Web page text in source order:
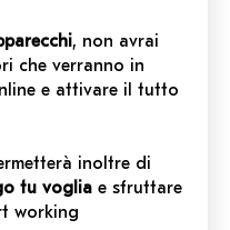
, non avrai
che verranno in
e attivare il tutto
inoltre di
tu voglia e sfruttare
working